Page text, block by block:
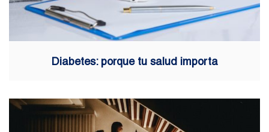
Diabetes: porque tu salud importa